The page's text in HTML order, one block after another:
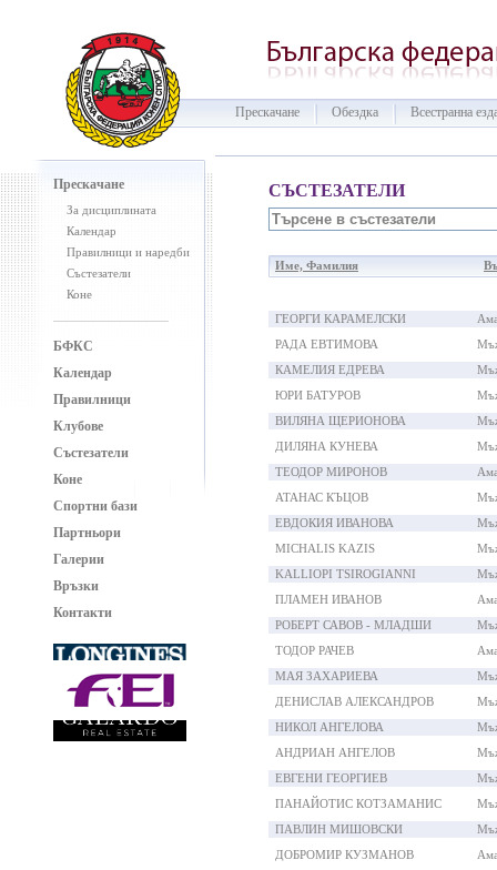
Прескачане Обездка Всестранна
Прескачане
За дисциплината
Календар
Правилници и наредби
Състезатели
Коне
БФКС
Календар
Правилници
Клубове
Състезатели
Коне
Спортни бази
Партньори
Галерии
Връзки
Контакти
СЪСТЕЗАТЕЛИ
Име, Фамилия
ГЕОРГИ КАРАМЕЛСКИ
РАДА ЕВТИМОВА
КАМЕЛИЯ ЕДРЕВА
ЮРИ БАТУРОВ
ВИЛЯНА ЩЕРИОНОВА
ДИЛЯНА КУНЕВА
ТЕОДОР МИРОНОВ
АТАНАС КЪЦОВ
ЕВДОКИЯ ИВАНОВА
MICHALIS KAZIS
KALLIOPI TSIROGIANNI
ПЛАМЕН ИВАНОВ
РОБЕРТ САВОВ - МЛАДШИ
ТОДОР РАЧЕВ
МАЯ ЗАХАРИЕВА
ДЕНИСЛАВ АЛЕКСАНДРОВ
НИКОЛ АНГЕЛОВА
АНДРИАН АНГЕЛОВ
ЕВГЕНИ ГЕОРГИЕВ
ПАНАЙОТИС КОТЗАМАНИС
ПАВЛИН МИШОВСКИ
ДОБРОМИР КУЗМАНОВ